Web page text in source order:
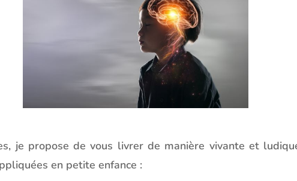
je propose de vous livrer de manière vivante et
en petite enfance :